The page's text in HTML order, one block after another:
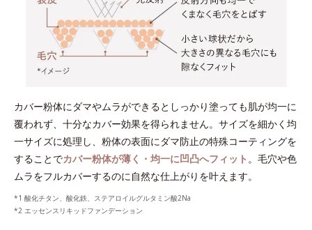
カバー粉体にダマやムラができるとしっかり塗っても肌が均一に
覆われず、十分なカバー効果を得られません。サイズを細かく均
一サイズに処理し、粉体の表面にダマ防止の特殊コーティングを
することでカバー粉体が薄く・均一に凹凸へフィット 。毛穴や色
ムラをフルカバーするのに自然な仕上がりを叶えます。
*1 酸化チタン、酸化鉄、ステアロイルグルタミン酸2Na
*2 エッセンスリキッドファンデーション